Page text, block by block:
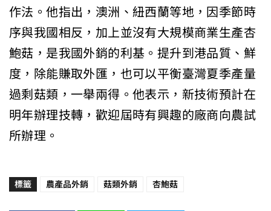
作法。他指出，澳洲、紐西蘭等地，因季節時
序與我國相反，加上並沒有大規模商業生產杏
鮑菇，是我國外銷的利基。提升到港品質、鮮
度，除能賺取外匯，也可以平衡臺灣夏季產量
過剩菇類，一舉兩得。他表示，新技術預計在
明年辦理技轉，歡迎屆時有興趣的廠商向農試
所辦理。
標籤 農產品外銷 菇類外銷 杏鮑菇